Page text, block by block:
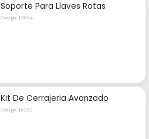
Soporte Para Llaves Rotas
Código: 13864
Kit De Cerrajeria Avanzado
Código: 16252